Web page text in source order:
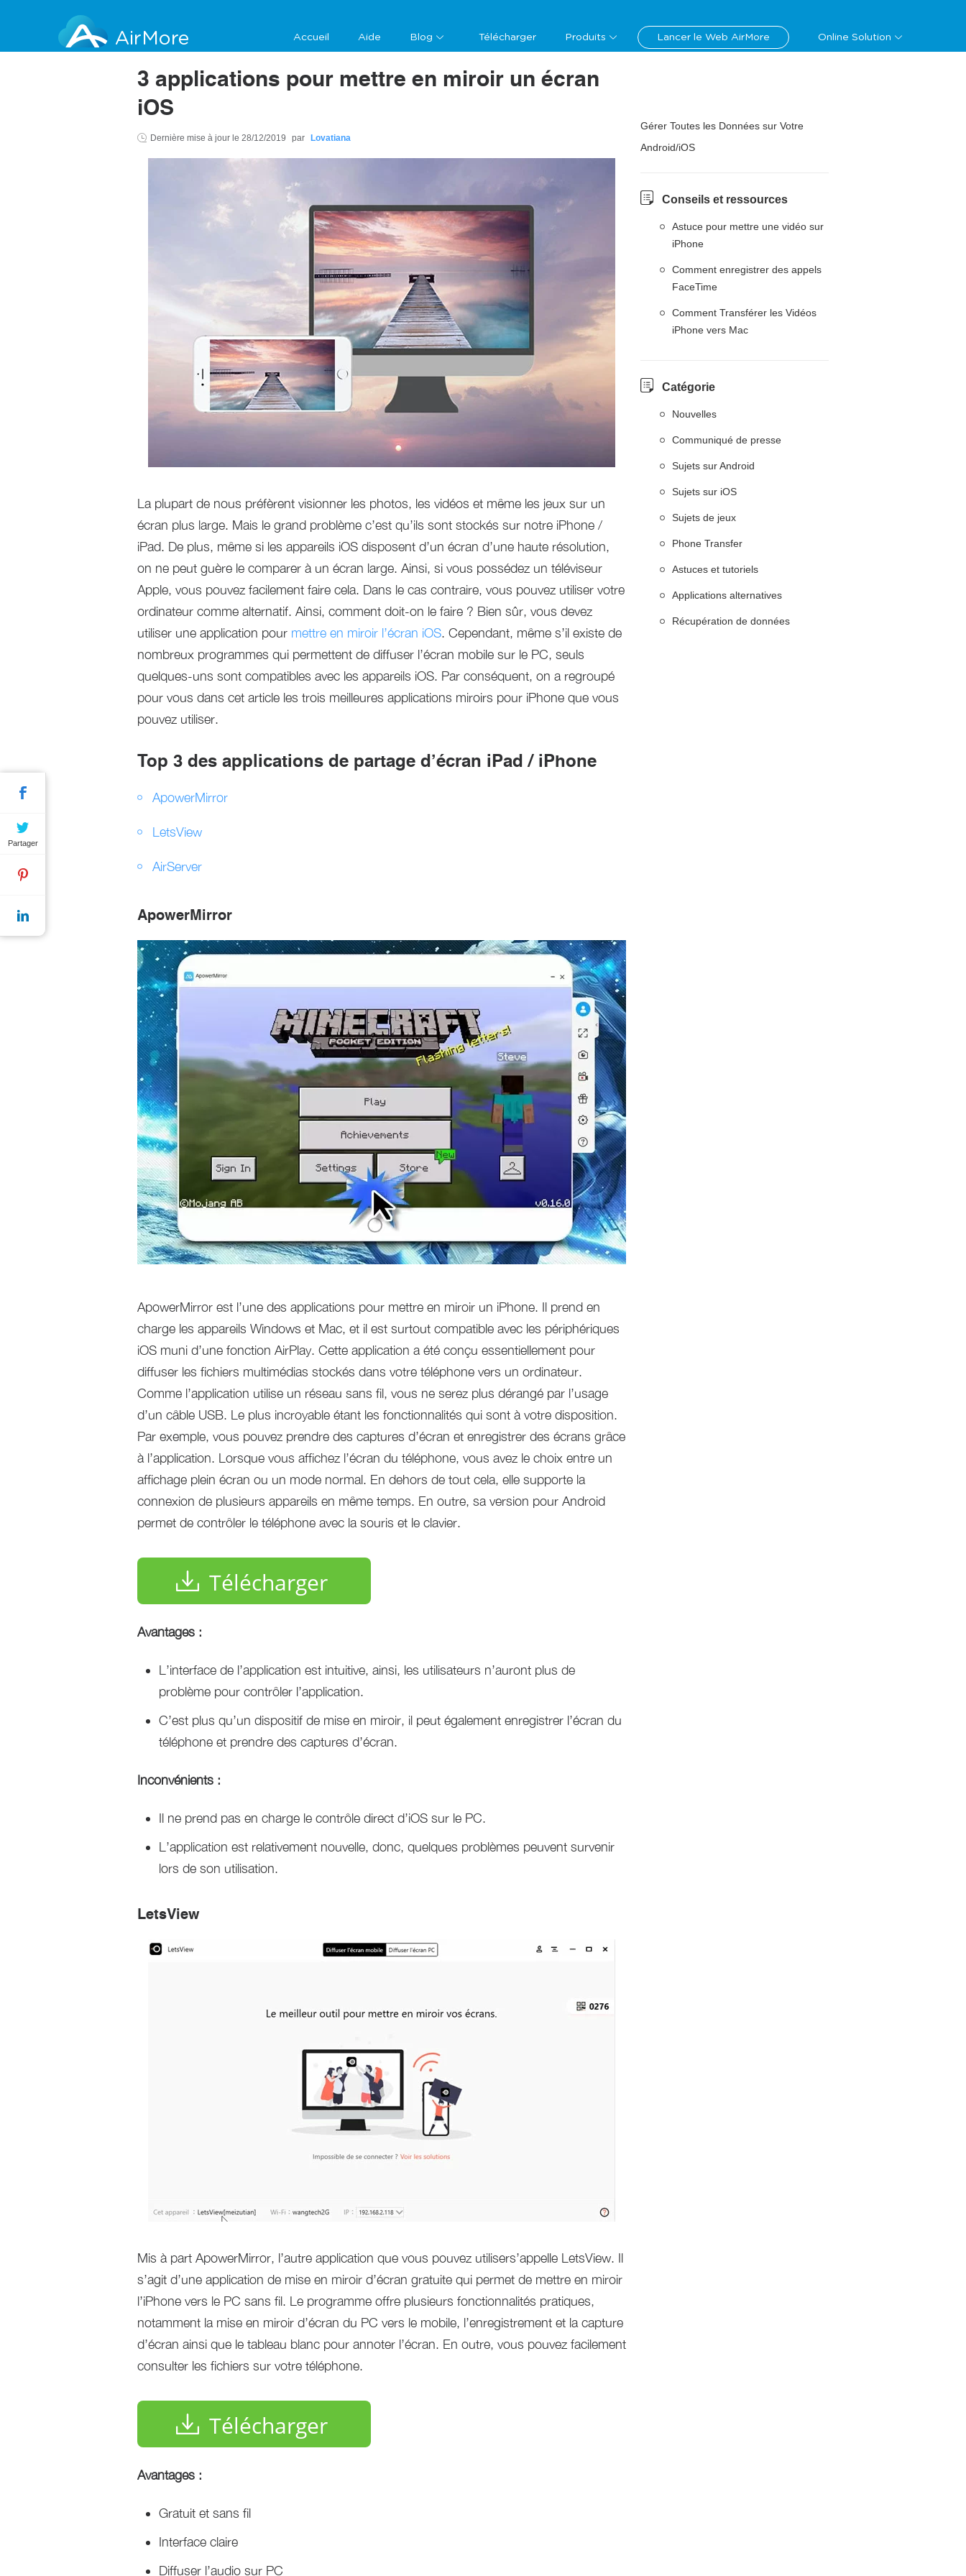
AirMore Accueil Aide Blog Télécharger Produits Lancer le Web AirMore Online Solution
3 applications pour mettre en miroir un écran
iOS
Dernière mise à jour le 28/12/2019 par Lovatiana
La plupart de nous préfèrent visionner les photos, les vidéos et même les jeux sur un
écran plus large. Mais le grand problème c’est qu’ils sont stockés sur notre iPhone /
iPad. De plus, même si les appareils iOS disposent d’un écran d’une haute résolution,
on ne peut guère le comparer à un écran large. Ainsi, si vous possédez un téléviseur
Apple, vous pouvez facilement faire cela. Dans le cas contraire, vous pouvez utiliser votre
ordinateur comme alternatif. Ainsi, comment doit-on le faire ? Bien sûr, vous devez
utiliser une application pour mettre en miroir l’écran iOS. Cependant, même s’il existe de
nombreux programmes qui permettent de diffuser l’écran mobile sur le PC, seuls
quelques-uns sont compatibles avec les appareils iOS. Par conséquent, on a regroupé
pour vous dans cet article les trois meilleures applications miroirs pour iPhone que vous
pouvez utiliser.
Top 3 des applications de partage d’écran iPad / iPhone
ApowerMirror
LetsView
AirServer
ApowerMirror
ApowerMirror est l’une des applications pour mettre en miroir un iPhone. Il prend en
charge les appareils Windows et Mac, et il est surtout compatible avec les périphériques
iOS muni d’une fonction AirPlay. Cette application a été conçu essentiellement pour
diffuser les fichiers multimédias stockés dans votre téléphone vers un ordinateur.
Comme l’application utilise un réseau sans fil, vous ne serez plus dérangé par l’usage
d’un câble USB. Le plus incroyable étant les fonctionnalités qui sont à votre disposition.
Par exemple, vous pouvez prendre des captures d’écran et enregistrer des écrans grâce
à l’application. Lorsque vous affichez l’écran du téléphone, vous avez le choix entre un
affichage plein écran ou un mode normal. En dehors de tout cela, elle supporte la
connexion de plusieurs appareils en même temps. En outre, sa version pour Android
permet de contrôler le téléphone avec la souris et le clavier.
Télécharger
Avantages :
L’interface de l’application est intuitive, ainsi, les utilisateurs n’auront plus de
problème pour contrôler l’application.
C’est plus qu’un dispositif de mise en miroir, il peut également enregistrer l’écran du
téléphone et prendre des captures d’écran.
Inconvénients :
Il ne prend pas en charge le contrôle direct d’iOS sur le PC.
L’application est relativement nouvelle, donc, quelques problèmes peuvent survenir
lors de son utilisation.
LetsView
Mis à part ApowerMirror, l’autre application que vous pouvez utilisers’appelle LetsView. Il
s’agit d’une application de mise en miroir d’écran gratuite qui permet de mettre en miroir
l’iPhone vers le PC sans fil. Le programme offre plusieurs fonctionnalités pratiques,
notamment la mise en miroir d’écran du PC vers le mobile, l’enregistrement et la capture
d’écran ainsi que le tableau blanc pour annoter l’écran. En outre, vous pouvez facilement
consulter les fichiers sur votre téléphone.
Télécharger
Avantages :
Gratuit et sans fil
Interface claire
Diffuser l’audio sur PC
Gérer Toutes les Données sur Votre
Android/iOS
Conseils et ressources
Astuce pour mettre une vidéo sur
iPhone
Comment enregistrer des appels
FaceTime
Comment Transférer les Vidéos
iPhone vers Mac
Catégorie
Nouvelles
Communiqué de presse
Sujets sur Android
Sujets sur iOS
Sujets de jeux
Phone Transfer
Astuces et tutoriels
Applications alternatives
Récupération de données
Partager